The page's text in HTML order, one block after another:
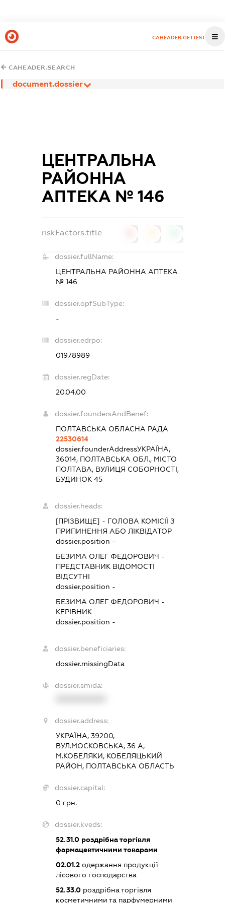
CAHEADER.GETTEST
CAHEADER.SEARCH
document.dossier
ЦЕНТРАЛЬНА
РАЙОННА
АПТЕКА № 146
riskFactors.title
dossier.fullName:
ЦЕНТРАЛЬНА РАЙОННА АПТЕКА
№ 146
dossier.opfSubType:
-
dossier.edrpo:
01978989
dossier.regDate:
20.04.00
dossier.foundersAndBenef:
ПОЛТАВСЬКА ОБЛАСНА РАДА
22530614
dossier.founderAddressУКРАЇНА,
36014, ПОЛТАВСЬКА ОБЛ., МІСТО
ПОЛТАВА, ВУЛИЦЯ СОБОРНОСТІ,
БУДИНОК 45
dossier.heads:
[ПРІЗВИЩЕ] - ГОЛОВА КОМІСІЇ З
ПРИПИНЕННЯ АБО ЛІКВІДАТОР
dossier.position -
БЕЗИМА ОЛЕГ ФЕДОРОВИЧ -
ПРЕДСТАВНИК ВІДОМОСТІ
ВІДСУТНІ
dossier.position -
БЕЗИМА ОЛЕГ ФЕДОРОВИЧ -
КЕРІВНИК
dossier.position -
dossier.beneficiaries:
dossier.missingData
dossier.smida:
dossier.address:
УКРАЇНА, 39200,
ВУЛ.МОСКОВСЬКА, 36 А,
М.КОБЕЛЯКИ, КОБЕЛЯЦЬКИЙ
РАЙОН, ПОЛТАВСЬКА ОБЛАСТЬ
dossier.capital:
0 грн.
dossier.kveds:
52.31.0роздрібна торгівля
фармацевтичними товарами
02.01.2одержання продукції
лісового господарства
52.33.0роздрібна торгівля
косметичними та парфумерними